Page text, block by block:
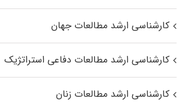
کارشناسی ارشد مطالعات جهان
کارشناسی ارشد مطالعات دفاعی استراتژیک
کارشناسی ارشد مطالعات زنان